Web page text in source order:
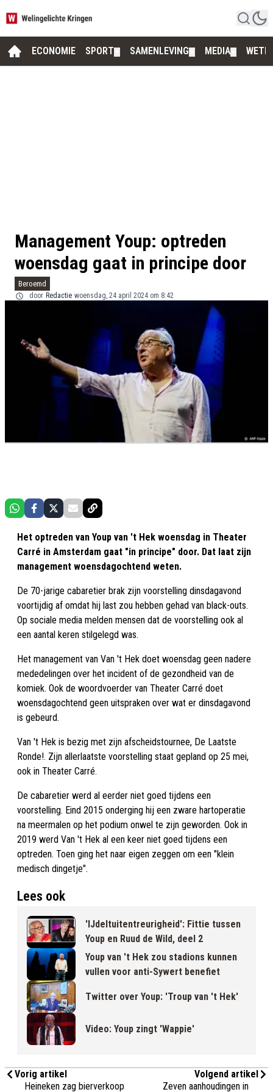
ECONOMIE SPORT SAMENLEVING MEDIA
Management Youp: optreden
woensdag gaat in principe door
Beroemd
door Redactie woensdag, 24 april 2024 om 8:42
Het optreden van Youp van 't Hek woensdag in Theater
Carré in Amsterdam gaat "in principe" door. Dat laat zijn
management woensdagochtend weten.
De 70-jarige cabaretier brak zijn voorstelling dinsdagavond
voortijdig af omdat hij last zou hebben gehad van black-outs.
Op sociale media melden mensen dat de voorstelling ook al
een aantal keren stilgelegd was.
Het management van Van 't Hek doet woensdag geen nadere
mededelingen over het incident of de gezondheid van de
komiek. Ook de woordvoerder van Theater Carré doet
woensdagochtend geen uitspraken over wat er dinsdagavond
is gebeurd.
Van 't Hek is bezig met zijn afscheidstournee, De Laatste
Ronde!. Zijn allerlaatste voorstelling staat gepland op 25 mei,
ook in Theater Carré.
De cabaretier werd al eerder niet goed tijdens een
voorstelling. Eind 2015 onderging hij een zware hartoperatie
na meermalen op het podium onwel te zijn geworden. Ook in
2019 werd Van 't Hek al een keer niet goed tijdens een
optreden. Toen ging het naar eigen zeggen om een "klein
medisch dingetje".
Lees ook
'IJdeltuitentreurigheid': Fittie tussen
Youp en Ruud de Wild, deel 2
Youp van 't Hek zou stadions kunnen
vullen voor anti-Sywert benefiet
Twitter over Youp: 'Troup van 't Hek'
Video: Youp zingt 'Wappie'
Vorig artikel
Heineken zag bierverkoop
Volgend artikel
Zeven aanhoudingen in